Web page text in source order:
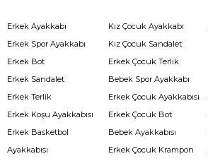
Erkek Ayakkabı
Erkek Spor Ayakkabı
Erkek Bot
Erkek Sandalet
Erkek Terlik
Erkek Koşu Ayakkabısı
Erkek Basketbol
Ayakkabısı
Kız Çocuk Ayakkabı
Kız Çocuk Sandalet
Erkek Çocuk Terlik
Bebek Spor Ayakkabı
Erkek Çocuk Ayakkabısı
Erkek Çocuk Bot
Bebek Ayakkabısı
Erkek Çocuk Krampon